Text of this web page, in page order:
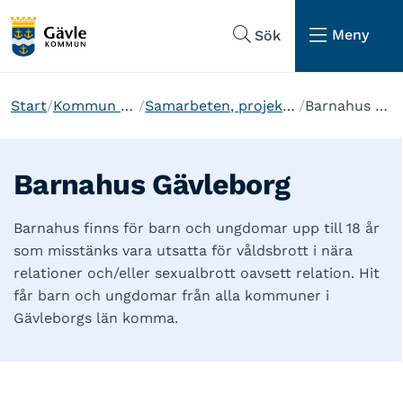
Sök
Meny
Start Kommun och politik Samarbeten, projekt och arbetssätt Barnahus Gävleborg
Barnahus Gävleborg
Barnahus finns för barn och ungdomar upp till 18 år
som misstänks vara utsatta för våldsbrott i nära
relationer och/eller sexualbrott oavsett relation. Hit
får barn och ungdomar från alla kommuner i
Gävleborgs län komma.